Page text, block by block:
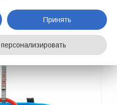
Принять